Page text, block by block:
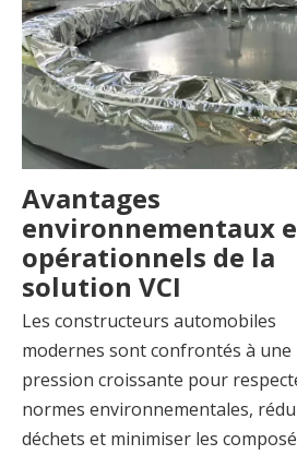
Avantages
environnementaux
opérationnels de la
solution VCI
Les constructeurs automobiles
modernes sont confrontés à une
pression croissante pour
normes environnementales,
déchets et minimiser les